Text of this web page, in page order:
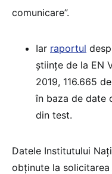
comunicare”.
Iar raportul
științe de la EN
2019, 116.665
în baza de date
din test.
Datele Institutului
obținute la solicitarea